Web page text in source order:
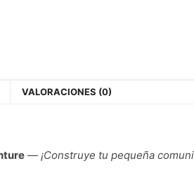
VALORACIONES (0)
— ¡Construye tu pequeña